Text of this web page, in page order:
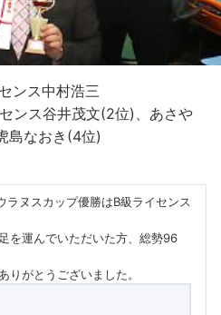
ンス中村浩三
ンス谷井茂文(2位)、あさや
島なおき(4位)
ラヌスカップ優勝はB級ライセンス
を運んでいただいた方、総勢96
りがとうございました。